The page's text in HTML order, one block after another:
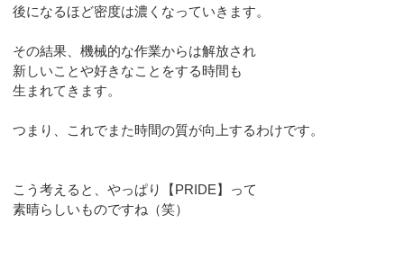
後になるほど密度は濃くなっていきます。
その結果、機械的な作業からは解放され
新しいことや好きなことをする時間も
生まれてきます。
つまり、これでまた時間の質が向上するわけです。
こう考えると、やっぱり【PRIDE】って
素晴らしいものですね（笑）